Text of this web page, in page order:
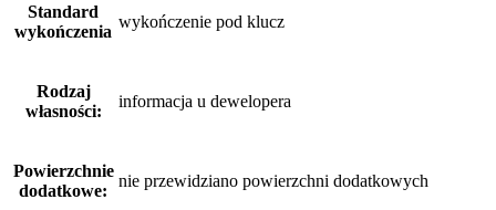
Standard
wykończenia
wykończenie pod klucz
Rodzaj
własności:
informacja u dewelopera
Powierzchnie
dodatkowe:
nie przewidziano powierzchni dodatkowych